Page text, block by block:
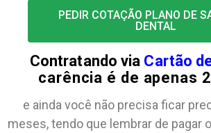
PEDIR COTAÇÃO PLANO DE
DENTAL
Contratando via Cartão
carência é de apenas
e ainda você não precisa ficar
meses, tendo que lembrar de pagar